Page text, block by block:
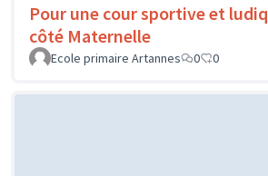
Pour une cour sportive et
côté Maternelle
Ecole primaire Artannes
0 0